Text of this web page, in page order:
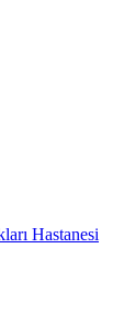
Hastanesi